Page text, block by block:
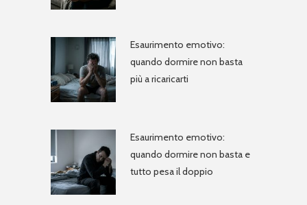
Esaurimento emotivo:
quando dormire non basta
più a ricaricarti
Esaurimento emotivo:
quando dormire non basta e
tutto pesa il doppio